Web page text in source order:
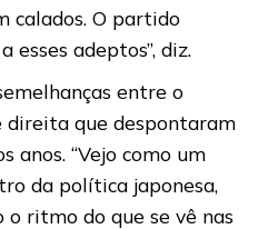
calados. O partido
esses adeptos”, diz.
entre o
direita que despontaram
anos. “Vejo como um
da política japonesa,
o ritmo do que se vê nas